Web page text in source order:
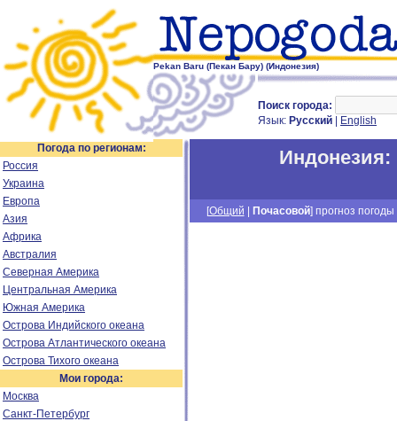
Pekan Baru (Пекан Бару) (Индонезия)
Поиск города:
Язык: Русский English
Погода по регионам:
Россия
Украина
Европа
Азия
Африка
Австралия
Северная Америка
Центральная Америка
Южная Америка
Острова Индийского океана
Острова Атлантического океана
Острова Тихого океана
Мои города:
Москва
Санкт-Петербург
Индонезия:
[Общий Почасовой] прогноз погоды